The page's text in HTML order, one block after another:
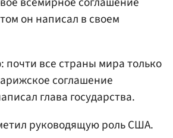
он написал в своем
почти все страны мира только
соглашение
глава государства.
руководящую роль США.